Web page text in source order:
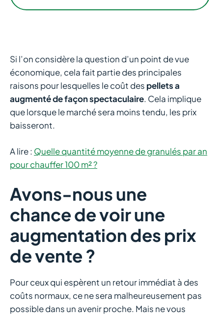
Si l’on considère la question d’un point de vue
économique, cela fait partie des principales
raisons pour lesquelles le coût des pellets a
augmenté de façon spectaculaire. Cela implique
que lorsque le marché sera moins tendu, les prix
baisseront.
A lire : Quelle quantité moyenne de granulés par an
pour chauffer 100 m² ?
Avons-nous une
chance de voir une
augmentation des prix
de vente ?
Pour ceux qui espèrent un retour immédiat à des
coûts normaux, ce ne sera malheureusement pas
possible dans un avenir proche. Mais ne vous